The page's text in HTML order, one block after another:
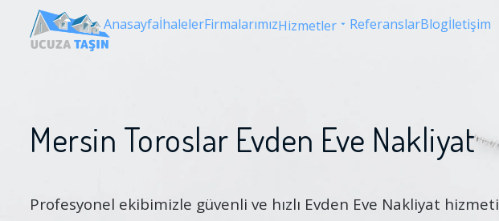
AnasayfaİhalelerFirmalarımızHizmetler ReferanslarBlogİletişim
Mersin Toroslar Evden Eve Nakliyat
Profesyonel ekibimizle güvenli ve hızlı Evden Eve Nakliyat hizmeti